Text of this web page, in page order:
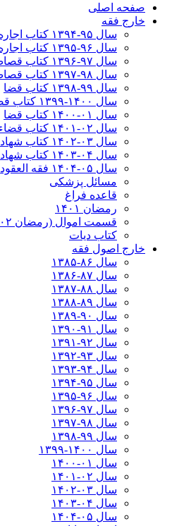
صفحه اصلی
خارج فقه
سال ۹۵-۱۳۹۴ کتاب اجاره
سال ۹۶-۱۳۹۵ کتاب اجاره
سال ۹۷-۱۳۹۶ کتاب قصاص
سال ۹۸-۱۳۹۷ کتاب قصاص
سال ۹۹-۱۳۹۸‍ کتاب قضا
سال ۱۴۰۰-۱۳۹۹ کتاب قضا
سال ۰۱-۱۴۰۰ کتاب قضا
سال ۰۲-۱۴۰۱ کتاب قضاء
سال ۰۳-۱۴۰۲ کتاب شهادات
سال ۰۴-۱۴۰۳ کتاب شهادات
سال ۰۵-۱۴۰۴ فقه العقود
مسائل پزشکی
قاعده فراغ
رمضان ۱۴۰۱
قسمت اموال (رمضان ۱۴۰۲)
کتاب دیات
خارج اصول فقه
سال ۸۶-۱۳۸۵
سال ۸۷-۱۳۸۶
سال ۸۸-۱۳۸۷
سال ۸۹-۱۳۸۸
سال ۹۰-۱۳۸۹
سال ۹۱-۱۳۹۰
سال ۹۲-۱۳۹۱
سال ۹۳-۱۳۹۲
سال ۹۴-۱۳۹۳
سال ۹۵-۱۳۹۴
سال ۹۶-۱۳۹۵
سال ۹۷-۱۳۹۶
سال ۹۸-۱۳۹۷
سال ۹۹-۱۳۹۸‍
سال ۱۴۰۰-۱۳۹۹
سال ۰۱-۱۴۰۰
سال ۰۲-۱۴۰۱
سال ۰۳-۱۴۰۲
سال ۰۴-۱۴۰۳
سال ۰۵-۱۴۰۴